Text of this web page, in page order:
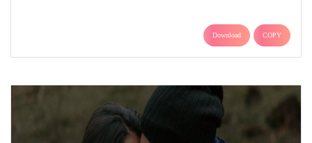
Download COPY